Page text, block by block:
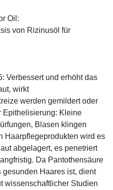
Oil:
von Rizinusöl für
Verbessert und erhöht das
wirkt
werden gemildert oder
Epithelisierung: Kleine
Blasen klingen
Haarpflegeprodukten wird es
abgelagert, es penetriert
Da Pantothensäure
Haares ist, dient
wissenschaftlicher Studien